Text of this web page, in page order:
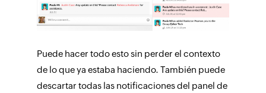
Puede hacer todo esto sin perder el contexto
de lo que ya estaba haciendo. También puede
descartar todas las notificaciones del panel de